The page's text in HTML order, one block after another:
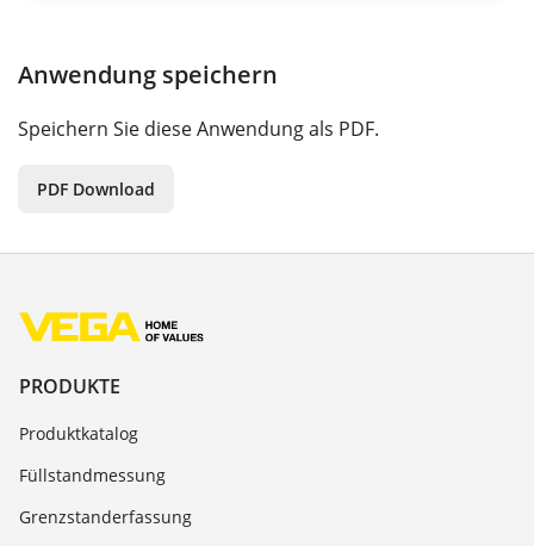
Anwendung speichern
Speichern Sie diese Anwendung als PDF.
PDF Download
PRODUKTE
Produktkatalog
Füllstandmessung
Grenzstanderfassung